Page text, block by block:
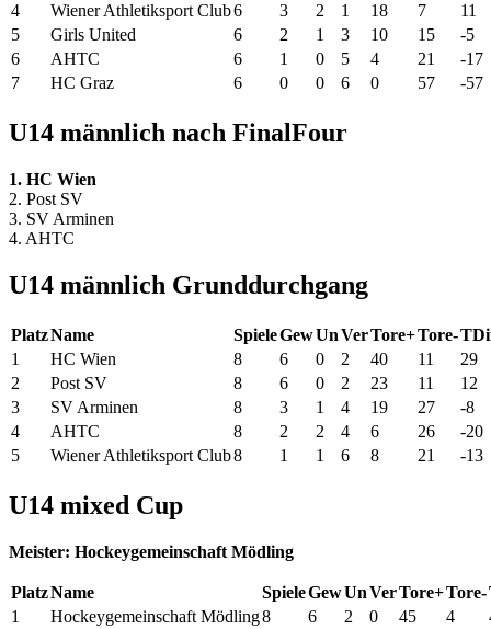
4
Wiener Athletiksport Club6 3 2 1 18 7
11
5
Girls United 6 2 1 3 10 15
-5
6
AHTC 6 1 0 5 4 21
-17
7
HC Graz 6 0 0 6 0 57 -57
U14 männlich nach FinalFour
1. HC Wien
2. Post SV
3. SV Arminen
4. AHTC
U14 männlich Grunddurchgang
PlatzName SpieleGewUnVerTore+Tore-
1
HC Wien 8 6 0 2 40 11
29
2
Post SV 8 6 0 2 23 11
12
3
SV Arminen 8 3 1 4 19 27
-8
4
AHTC 8 2 2 4 6 26
-20
5
Wiener Athletiksport Club8 1 1 6 8 21 -13
U14 mixed Cup
Meister: Hockeygemeinschaft Mödling
PlatzName SpieleGewUnVerTore+Tore-
1
Hockeygemeinschaft Mödling8 6 2 0 45 4